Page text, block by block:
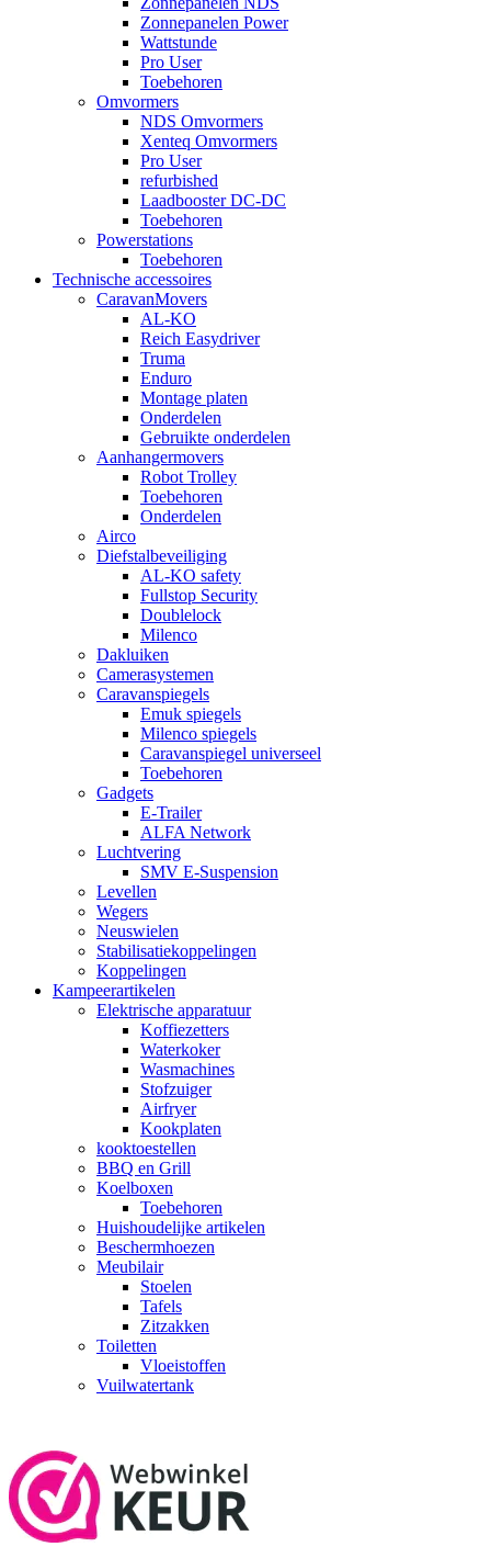
Zonnepanelen Power
Wattstunde
Pro User
Toebehoren
Omvormers
NDS Omvormers
Xenteq Omvormers
Pro User
refurbished
Laadbooster DC-DC
Toebehoren
Powerstations
Toebehoren
Technische accessoires
CaravanMovers
AL-KO
Reich Easydriver
Truma
Enduro
Montage platen
Onderdelen
Gebruikte onderdelen
Aanhangermovers
Robot Trolley
Toebehoren
Onderdelen
Airco
Diefstalbeveiliging
AL-KO safety
Fullstop Security
Doublelock
Milenco
Dakluiken
Camerasystemen
Caravanspiegels
Emuk spiegels
Milenco spiegels
Caravanspiegel universeel
Toebehoren
Gadgets
E-Trailer
ALFA Network
Luchtvering
SMV E-Suspension
Levellen
Wegers
Neuswielen
Stabilisatiekoppelingen
Koppelingen
Kampeerartikelen
Elektrische apparatuur
Koffiezetters
Waterkoker
Wasmachines
Stofzuiger
Airfryer
Kookplaten
kooktoestellen
BBQ en Grill
Koelboxen
Toebehoren
Huishoudelijke artikelen
Beschermhoezen
Meubilair
Stoelen
Tafels
Zitzakken
Toiletten
Vloeistoffen
Vuilwatertank